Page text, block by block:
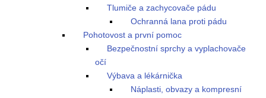
Tlumiče a zachycovače pádu
Ochranná lana proti pádu
Pohotovost a první pomoc
Bezpečnostní sprchy a vyplachovače
očí
Výbava a lékárnička
Náplasti, obvazy a kompresní